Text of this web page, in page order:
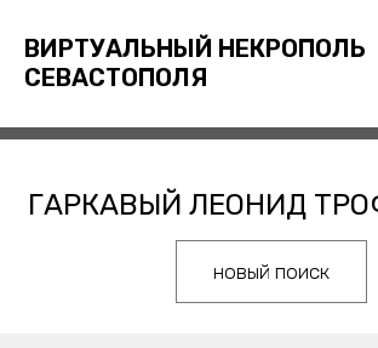
ВИРТУАЛЬНЫЙ НЕКРОПОЛЬ
СЕВАСТОПОЛЯ
ГАРКАВЫЙ ЛЕОНИД
новый поиск